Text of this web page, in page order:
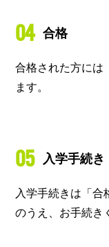
04 合格
合格された方には
ます。
05 入学手続き
入学手続きは「合
のうえ、お手続き